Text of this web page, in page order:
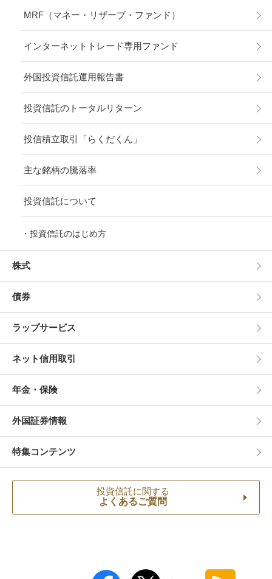
MRF（マネー・リザーブ・ファンド）
インターネットトレード専用ファンド
外国投資信託運用報告書
投資信託のトータルリターン
投信積立取引「らくだくん」
主な銘柄の騰落率
投資信託について
投資信託のはじめ方
株式
債券
ラップサービス
ネット信用取引
年金・保険
外国証券情報
特集コンテンツ
投資信託に関する
よくあるご質問